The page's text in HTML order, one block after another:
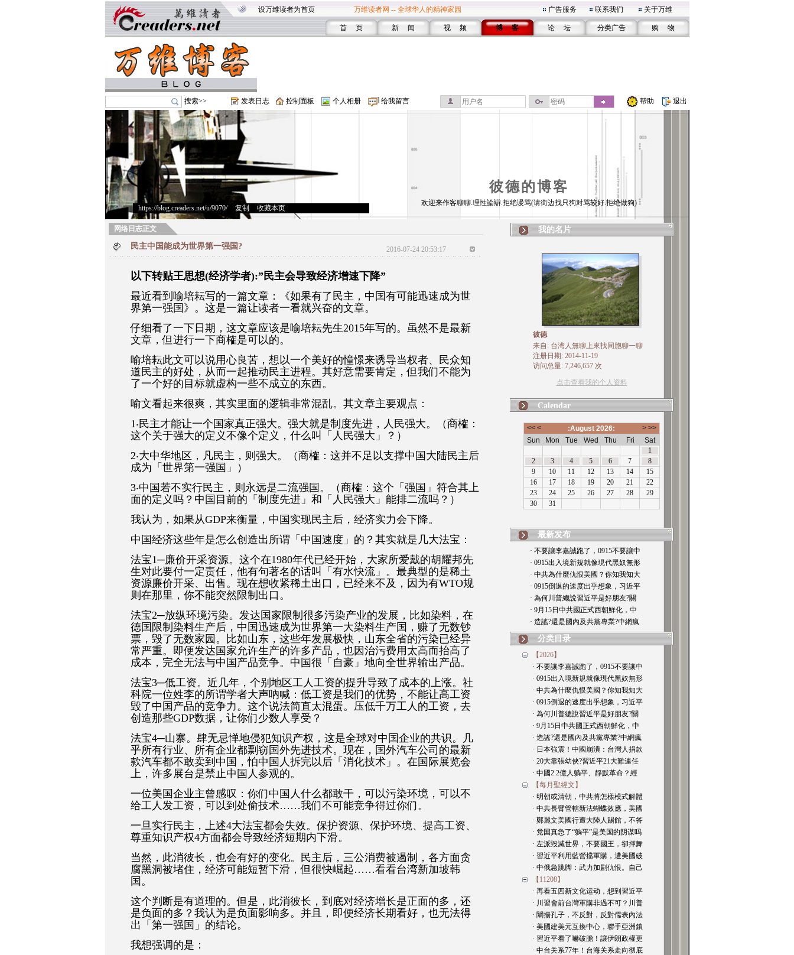
设万维读者为首页 万维读者网 -- 全球华人的精神家园 广告服务 联系我们 关于万维
首 页 新 闻 视 频 博 客 论 坛 分类广告 购 物
搜索>> 发表日志 控制面板 个人相册 给我留言 帮助 退出
彼德的博客
https://blog.creaders.net/u/9070/> 复制 收藏本页
欢迎来作客聊聊.理性論辯.拒绝谩骂(请街边找只狗对骂较好.拒绝做狗)
网络日志正文
民主中国能成为世界第一强国? 2016-07-24 20:53:17
以下转贴王思想(经济学者):”民主会导致经济增速下降”
最近看到喻培耘写的一篇文章：《如果有了民主，中国有可能迅速成为世
界第一强国》。这是一篇让读者一看就兴奋的文章。
仔细看了一下日期，这文章应该是喻培耘先生2015年写的。虽然不是最新
文章，但进行一下商榷是可以的。
喻培耘此文可以说用心良苦，想以一个美好的憧憬来诱导当权者、民众知
道民主的好处，从而一起推动民主进程。其好意需要肯定，但我们不能为
了一个好的目标就虚构一些不成立的东西。
喻文看起来很爽，其实里面的逻辑非常混乱。其文章主要观点：
1‧民主才能让一个国家真正强大。强大就是制度先进，人民强大。（商榷：
这个关于强大的定义不像个定义，什么叫「人民强大」？）
2‧大中华地区，凡民主，则强大。（商榷：这并不足以支撑中国大陆民主后
成为「世界第一强国」）
3‧中国若不实行民主，则永远是二流强国。（商榷：这个「强国」符合其上
面的定义吗？中国目前的「制度先进」和「人民强大」能排二流吗？）
我认为，如果从GDP来衡量，中国实现民主后，经济实力会下降。
中国经济这些年是怎么创造出所谓「中国速度」的？其实就是几大法宝：
法宝1─廉价开采资源。这个在1980年代已经开始，大家所爱戴的胡耀邦先
生对此要付一定责任，他有句著名的话叫「有水快流」。最典型的是稀土
资源廉价开采、出售。现在想收紧稀土出口，已经来不及，因为有WTO规
则在那里，你不能突然限制出口。
法宝2─放纵环境污染。发达国家限制很多污染产业的发展，比如染料，在
德国限制染料生产后，中国迅速成为世界第一大染料生产国，赚了无数钞
票，毁了无数家园。比如山东，这些年发展极快，山东全省的污染已经异
常严重。即便发达国家允许生产的许多产品，也因治污费用太高而抬高了
成本，完全无法与中国产品竞争。中国很「自豪」地向全世界输出产品。
法宝3─低工资。近几年，个别地区工人工资的提升导致了成本的上涨。社
科院一位姓李的所谓学者大声吶喊：低工资是我们的优势，不能让高工资
毁了中国产品的竞争力。这个说法简直太混蛋。压低千万工人的工资，去
创造那些GDP数据，让你们少数人享受？
法宝4─山寨。肆无忌惮地侵犯知识产权，这是全球对中国企业的共识。几
乎所有行业、所有企业都剽窃国外先进技术。现在，国外汽车公司的最新
款汽车都不敢卖到中国，怕中国人拆完以后「消化技术」。在国际展览会
上，许多展台是禁止中国人参观的。
一位美国企业主曾感叹：你们中国人什么都敢干，可以污染环境，可以不
给工人发工资，可以到处偷技术……我们不可能竞争得过你们。
一旦实行民主，上述4大法宝都会失效。保护资源、保护环境、提高工资、
尊重知识产权4方面都会导致经济短期内下滑。
当然，此消彼长，也会有好的变化。民主后，三公消费被遏制，各方面贪
腐黑洞被堵住，经济可能短暂下滑，但很快崛起……看看台湾新加坡韩
国。
这个判断是有道理的。但是，此消彼长，到底对经济增长是正面的多，还
是负面的多？我认为是负面影响多。并且，即便经济长期看好，也无法得
出「第一强国」的结论。
我想强调的是：
我的名片
彼德
来自: 台湾人無聊上來找同胞聊一聊
注册日期: 2014-11-19
访问总量: 7,246,657 次
点击查看我的个人资料
Calendar
最新发布
· 不要讓李嘉誠跑了，0915不要讓中
· 0915出入境新規就像現代黑奴無形
· 中共為什麼仇恨美國？你知我知大
· 0915倒退的速度出乎想象，习近平
· 為何川普總說習近平是好朋友?關
· 9月15日中共國正式西朝鮮化，中
· 造謠?還是國內及共黨專業?中網瘋
分类目录
【2026】
· 不要讓李嘉誠跑了，0915不要讓中
· 0915出入境新規就像現代黑奴無形
· 中共為什麼仇恨美國？你知我知大
· 0915倒退的速度出乎想象，习近平
· 為何川普總說習近平是好朋友?關
· 9月15日中共國正式西朝鮮化，中
· 造謠?還是國內及共黨專業?中網瘋
· 日本強震！中國崩潰：台灣人捐款
· 20大靠張幼俠?習近平21大難連任
· 中國2.2億人躺平、靜默革命？經
【每月聖經文】
· 明朝或清朝，中共將怎樣模式解體
· 中共長臂管轄新法蝴蝶效應，美國
· 鄭麗文美國行遭大陸人踢館，不答
· 党国真急了“躺平”是美国的阴谋吗
· 左派毀滅世界，不要國王，卻揮舞
· 習近平利用藍營擋軍購，遭美國破
· 中俄急跳脚：武力加剧仇恨。自己
【11208】
· 再看五四新文化运动，想到習近平
· 川習會前台灣軍購非過不可？川普
· 闡揚孔子，不反對，反對儒表內法
· 美國建美元互換中心，聯手亞洲鎖
· 習近平看了嚇破膽！讓伊朗政權更
· 中台关系77年！台海关系走向彻底